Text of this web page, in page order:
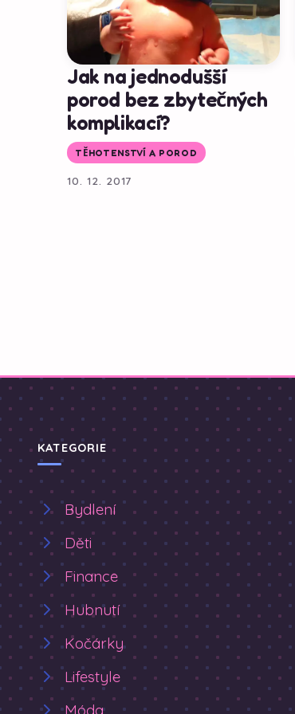
Jak na jednodušší
porod bez zbytečných
komplikací?
TĚHOTENSTVÍ A POROD
10. 12. 2017
KATEGORIE
Bydlení
Děti
Finance
Hubnutí
Kočárky
Lifestyle